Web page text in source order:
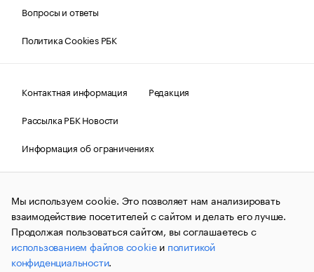
Вопросы и ответы
Политика Cookies РБК
Контактная информация
Редакция
Рассылка РБК Новости
Информация об ограничениях
Правовая информация
О соблюдении авторских прав
© АО «РОСБИЗНЕСКОНСАЛТИНГ»,1995–2026.Сообщения
и материалы информационного агентства «РБК»
(зарегистрировано Федеральной службой по надзору в сфере
связи, информационных технологий и массовых
коммуникаций (Роскомнадзор) 09.12.2015 за номером ИА
№ФС77-63848) сопровождаются пометкой «РБК». Отдельные
публикации могут содержать информацию,
Мы используем cookie. Это позволяет нам анализировать
взаимодействие посетителей с сайтом и делать его лучше.
Продолжая пользоваться сайтом, вы соглашаетесь с
использованием файлов cookieи политикой
конфиденциальности.